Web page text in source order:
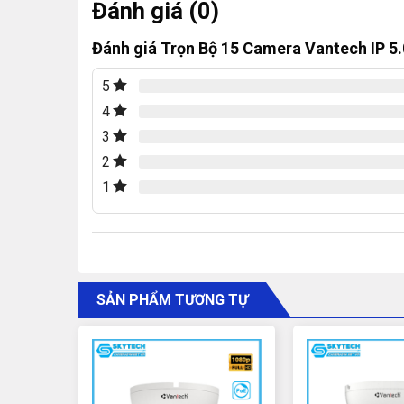
Thông số kỹ thuật của Trọn
5.0MP
Camera IP Dome hồng ngoại 5.0
Đánh giá (0)
Đánh giá Trọn Bộ 15 Camera Vantech IP
5
4
3
2
1
SẢN PHẨM TƯƠNG TỰ